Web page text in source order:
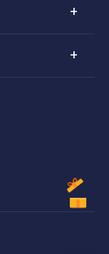
+
+